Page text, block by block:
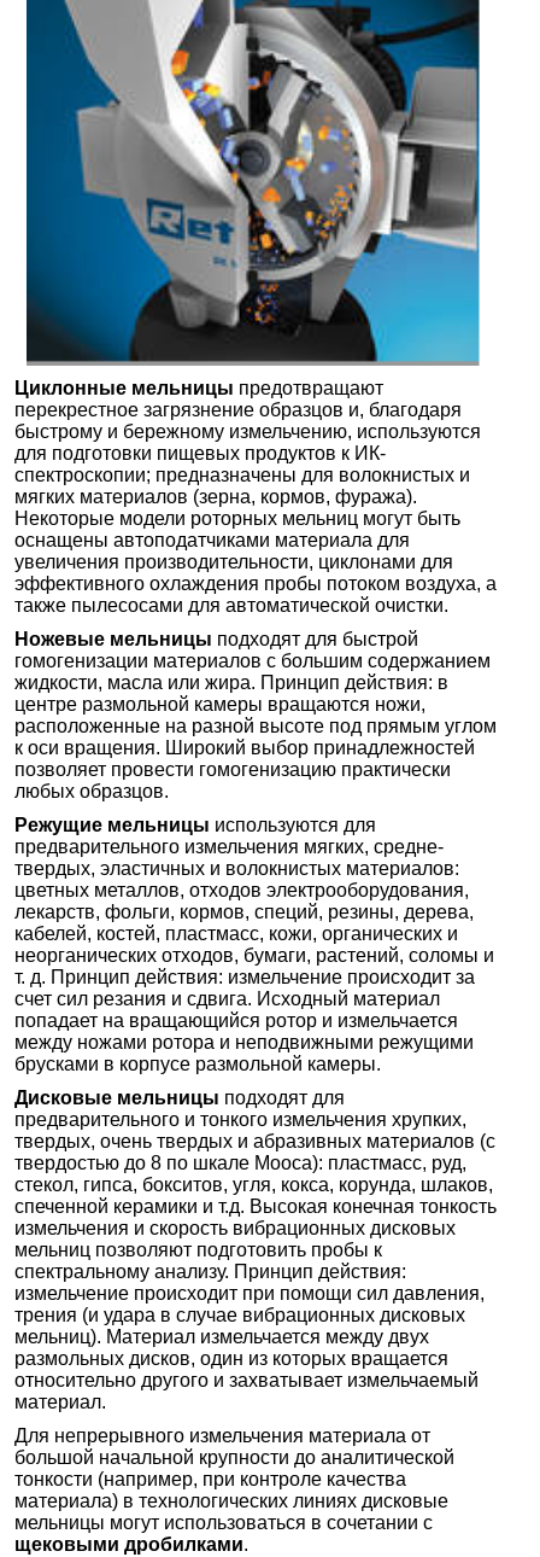
Циклонные мельницы предотвращают
перекрестное загрязнение образцов и, благодаря
быстрому и бережному измельчению, используются
для подготовки пищевых продуктов к ИК-
спектроскопии; предназначены для волокнистых и
мягких материалов (зерна, кормов, фуража).
Некоторые модели роторных мельниц могут быть
оснащены автоподатчиками материала для
увеличения производительности, циклонами для
эффективного охлаждения пробы потоком воздуха, а
также пылесосами для автоматической очистки.
Ножевые мельницы подходят для быстрой
гомогенизации материалов с большим содержанием
жидкости, масла или жира. Принцип действия: в
центре размольной камеры вращаются ножи,
расположенные на разной высоте под прямым углом
к оси вращения. Широкий выбор принадлежностей
позволяет провести гомогенизацию практически
любых образцов.
Режущие мельницы используются для
предварительного измельчения мягких, средне-
твердых, эластичных и волокнистых материалов:
цветных металлов, отходов электрооборудования,
лекарств, фольги, кормов, специй, резины, дерева,
кабелей, костей, пластмасс, кожи, органических и
неорганических отходов, бумаги, растений, соломы и
т. д. Принцип действия: измельчение происходит за
счет сил резания и сдвига. Исходный материал
попадает на вращающийся ротор и измельчается
между ножами ротора и неподвижными режущими
брусками в корпусе размольной камеры.
Дисковые мельницы подходят для
предварительного и тонкого измельчения хрупких,
твердых, очень твердых и абразивных материалов (с
твердостью до 8 по шкале Мооса): пластмасс, руд,
стекол, гипса, бокситов, угля, кокса, корунда, шлаков,
спеченной керамики и т.д. Высокая конечная тонкость
измельчения и скорость вибрационных дисковых
мельниц позволяют подготовить пробы к
спектральному анализу. Принцип действия:
измельчение происходит при помощи сил давления,
трения (и удара в случае вибрационных дисковых
мельниц). Материал измельчается между двух
размольных дисков, один из которых вращается
относительно другого и захватывает измельчаемый
материал.
Для непрерывного измельчения материала от
большой начальной крупности до аналитической
тонкости (например, при контроле качества
материала) в технологических линиях дисковые
мельницы могут использоваться в сочетании с
щековыми дробилками.